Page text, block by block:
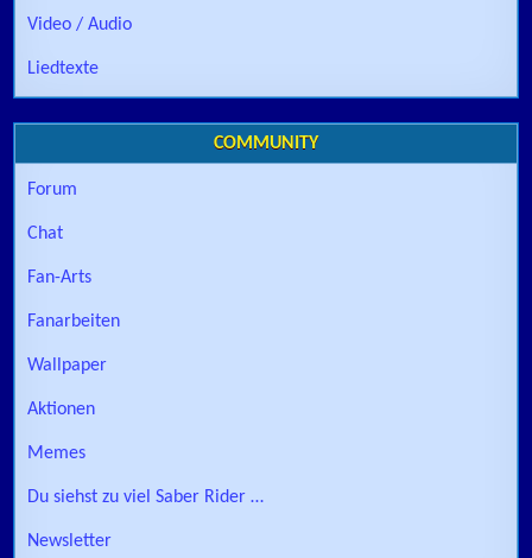
Video / Audio
Liedtexte
COMMUNITY
Forum
Chat
Fan-Arts
Fanarbeiten
Wallpaper
Aktionen
Memes
Du siehst zu viel Saber Rider …
Newsletter